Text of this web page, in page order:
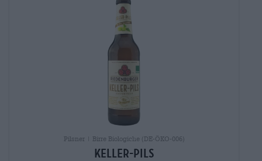
Pilsner | Birre Biologiche (DE-ÖKO-006)
keller-pils